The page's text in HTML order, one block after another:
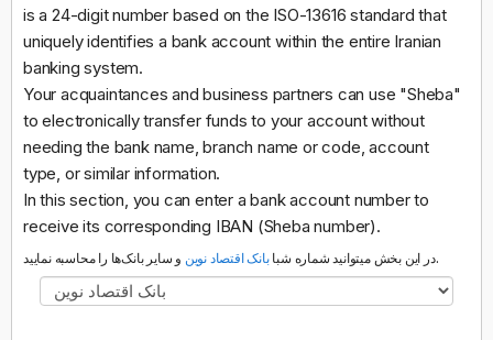
is a 24-digit number based on the ISO-13616 standard that
uniquely identifies a bank account within the entire Iranian
banking system.
Your acquaintances and business partners can use "Sheba"
to electronically transfer funds to your account without
needing the bank name, branch name or code, account
type, or similar information.
In this section, you can enter a bank account number to
receive its corresponding IBAN (Sheba number).
در این بخش میتوانید شماره شبابانک اقتصاد نوین و سایر بانک‌ها را محاسبه نمایید.